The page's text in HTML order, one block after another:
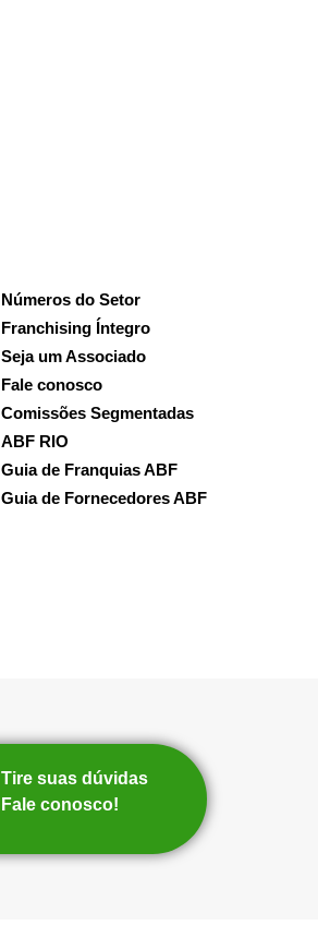
Números do Setor
Franchising Íntegro
Seja um Associado
Fale conosco
Comissões Segmentadas
ABF RIO
Guia de Franquias ABF
Guia de Fornecedores ABF
Tire suas dúvidas
Fale conosco!